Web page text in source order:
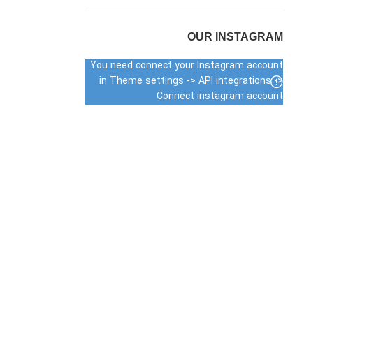
OUR INSTAGRAM
You need connect your Instagram account
in Theme settings -> API integrations ->
Connect instagram account